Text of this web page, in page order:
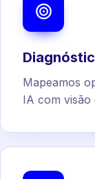
Mapeamos
IA com visão